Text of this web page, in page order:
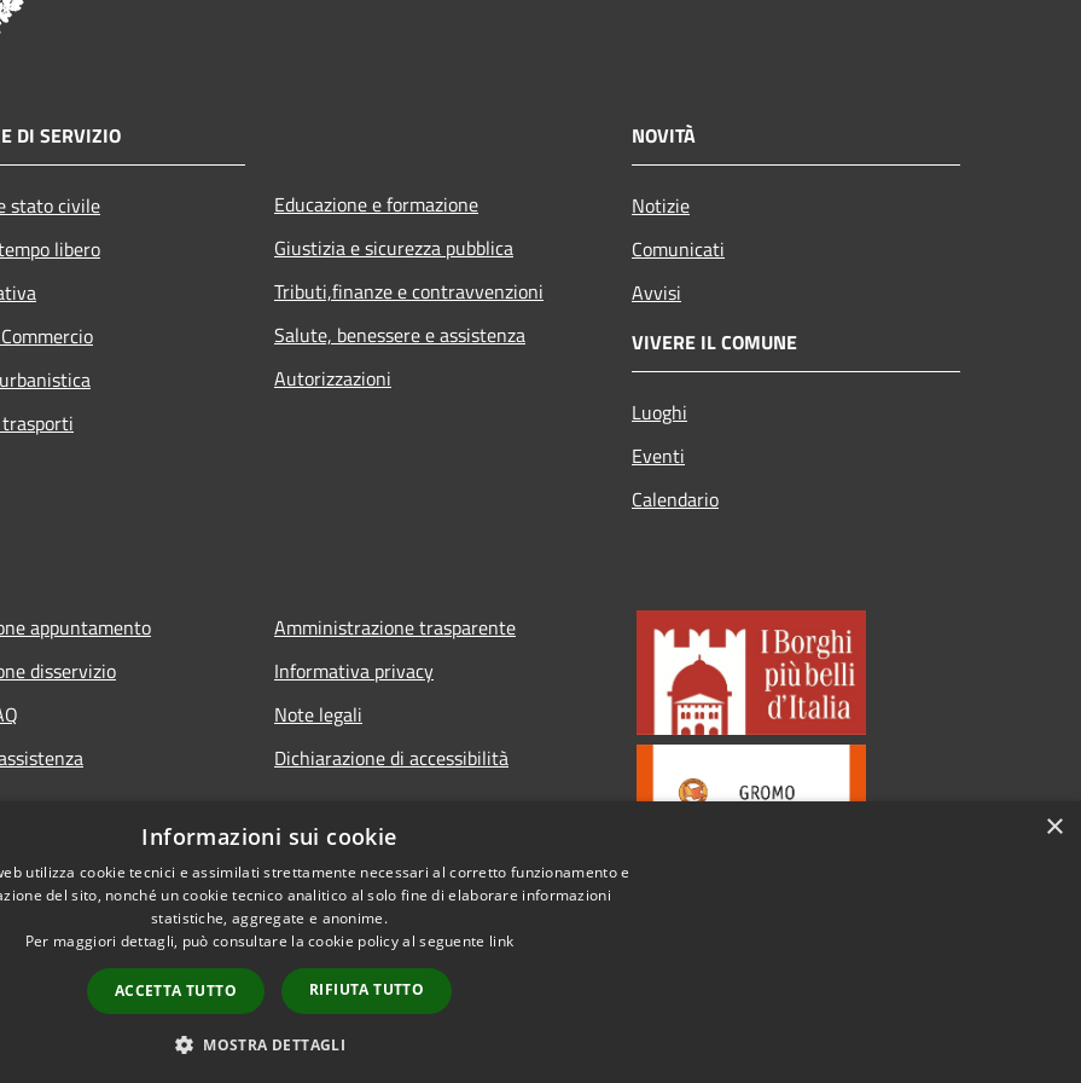
DI SERVIZIO
stato civile
libero
Educazione e formazione
Giustizia e sicurezza pubblica
Tributi,finanze e contravvenzioni
Salute, benessere e assistenza
Autorizzazioni
NOVITÀ
Notizie
Comunicati
Avvisi
VIVERE IL COMUNE
Luoghi
Eventi
Calendario
appuntamento
disservizio
Amministrazione trasparente
Informativa privacy
Note legali
Dichiarazione di accessibilità
Copyright © 2026 • Comune di Gromo • Powered by
×
Informazioni sui cookie
utilizza cookie tecnici e assimilati strettamente necessari al corretto funzionamento e
del sito, nonché un cookie tecnico analitico al solo fine di elaborare informazioni
statistiche, aggregate e anonime.
Per maggiori dettagli, può consultare la cookie policy al seguente link
ACCETTA TUTTO RIFIUTA TUTTO
MOSTRA DETTAGLI